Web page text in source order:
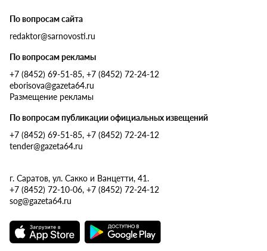
По вопросам сайта
redaktor@sarnovosti.ru
По вопросам рекламы
+7 (8452) 69-51-85, +7 (8452) 72-24-12
eborisova@gazeta64.ru
Размещение рекламы
По вопросам публикации официальных извещений
+7 (8452) 69-51-85, +7 (8452) 72-24-12
tender@gazeta64.ru
г. Саратов, ул. Сакко и Ванцетти, 41.
+7 (8452) 72-10-06, +7 (8452) 72-24-12
sog@gazeta64.ru